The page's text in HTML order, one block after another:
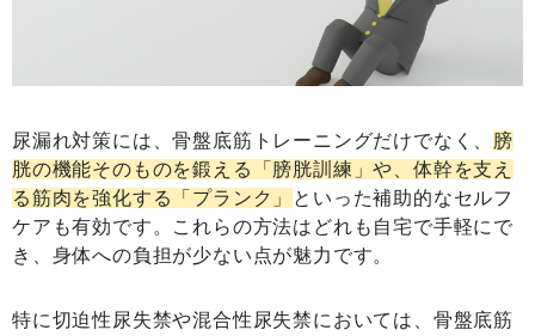
尿漏れ対策には、骨盤底筋トレーニングだけでなく、 膀
胱の機能そのものを鍛える「膀胱訓練」や、体幹を支え
る筋肉を強化する「プランク」
といった補助的なセルフ
ケアも有効です。これらの方法はどれも自宅で手軽にで
き、身体への負担が少ない点が魅力です。
特に切迫性尿失禁や混合性尿失禁においては、骨盤底筋